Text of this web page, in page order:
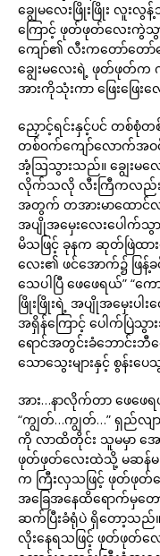
ချွေမလေးဖြိုးဖြိုး လူ
ကြောင့် ဖုတ်ဖုတ်လေးကွဲသွ
ကျော်၏ လီးကတော်တေ
ချွေးမလေးရဲ့ ဖုတ်ဖုတ်က
အားကိုသုံးကာ ဖြေးဖြေး
ညှောင့်ရင်းနှင့်ပင် တစ်စုံ
တစ်ဝက်ကျော်လောက်အဝ
အံ့ဩသွားသည်။ ချွေးမလေ
လိုက်သလို လီးကြီကလည်း
အတွက် တအားမာထောင်လ
အပျိုအမှေးလေးပေါက်
မိသဖြင့် ခုနက ဆုတ်ဖြဲထာ
လေး၏ ဖင်အောက်၌ ဖြန့်
သေပါပြီ ဖေဖေရယ်” “
ဖြိုးဖြိုးရဲ့ အပျိုအမှေး
အရှိန်ကြောင့် ပေါက်ပြဲသွ
ရောင်အတွင်းခံဘောင်း
သောသွေးများနှင့် စွန်းပ
အား…နာလိုက်တာ ဖေဖေရယ်
“ကျွတ်…ကျွတ်…” ရှည်လျ
ကို လာထိတိုင်း သူမမှာ အ
ဖုတ်ဖုတ်လေးထဲသို့ မဆန်မ
က ကြီးလှသဖြင့် ဖုတ်ဖုတ်
အခြေအနေထိရောက်မှတ
ဆက်ပြီးခံရုံပဲ ရှိတော့သည်
လိုးနေရသဖြင့် ဖုတ်ဖုတ်လ